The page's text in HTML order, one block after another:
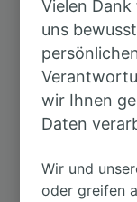
Nach Berlin
Nach Berlin
Nach Berlin
Vielen
uns
wir Ihnen
Daten
Wir und
oder greifen